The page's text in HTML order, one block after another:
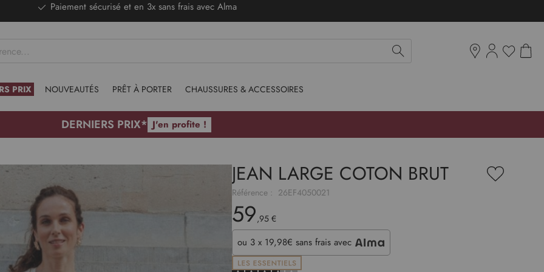
DERNIERS PRIX - Stocks limités
PRIX NOUVEAUTÉS PRÊT À PORTER CHAUSSURES & ACCESSOIRES
DERNIERS PRIX* J'en profite !
JEAN LARGE COTON BRUT Ajouter
à
Référence : 26EF4050021
59,95 €
ou 3 x 19,98€sans frais avec